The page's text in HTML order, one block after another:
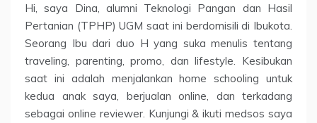
Hi, saya Dina, alumni Teknologi Pangan dan Hasil
Pertanian (TPHP) UGM saat ini berdomisili di Ibukota.
Seorang Ibu dari duo H yang suka menulis tentang
traveling, parenting, promo, dan lifestyle. Kesibukan
saat ini adalah menjalankan home schooling untuk
kedua anak saya, berjualan online, dan terkadang
sebagai online reviewer. Kunjungi & ikuti medsos saya